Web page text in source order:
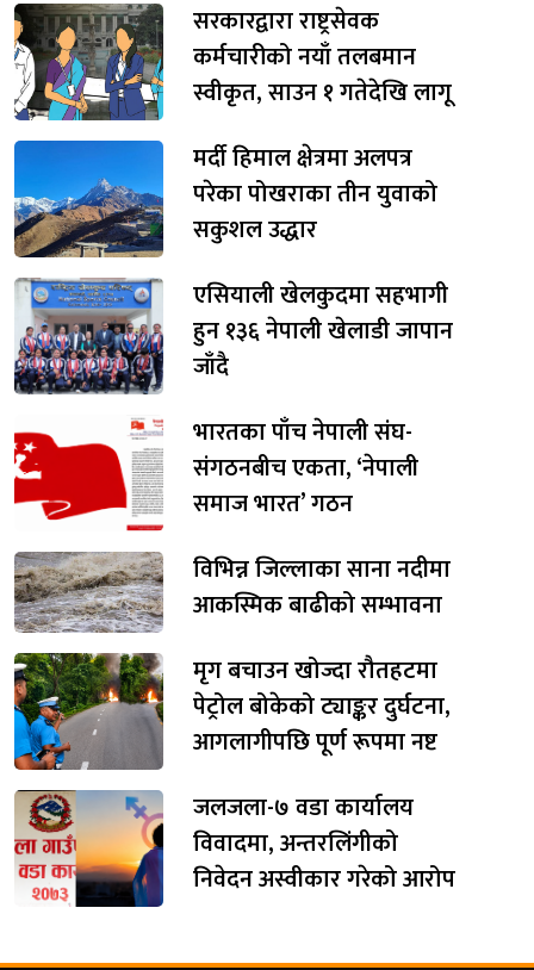
सरकारद्वारा राष्ट्रसेवक
कर्मचारीको नयाँ तलबमान
स्वीकृत, साउन १ गतेदेखि लागू
मर्दी हिमाल क्षेत्रमा अलपत्र
परेका पोखराका तीन युवाको
सकुशल उद्धार
एसियाली खेलकुदमा सहभागी
हुन १३६ नेपाली खेलाडी जापान
जाँदै
भारतका पाँच नेपाली संघ-
संगठनबीच एकता, ‘नेपाली
समाज भारत’ गठन
विभिन्न जिल्लाका साना नदीमा
आकस्मिक बाढीको सम्भावना
मृग बचाउन खोज्दा रौतहटमा
पेट्रोल बोकेको ट्याङ्कर दुर्घटना,
आगलागीपछि पूर्ण रूपमा नष्ट
जलजला-७ वडा कार्यालय
विवादमा, अन्तरलिंगीको
निवेदन अस्वीकार गरेको आरोप